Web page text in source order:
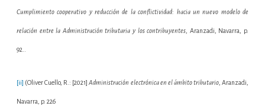
Cumplimiento cooperativo y reducción de la conflictividad: hacia un nuevo modelo de
relación entre la Administración tributaria y los contribuyentes , Aranzadi, Navarra, p.
92..
[ii] (Oliver Cuello, R.: [2021]Administración electrónica en el ámbito tributario, Aranzadi,
Navarra, p. 226